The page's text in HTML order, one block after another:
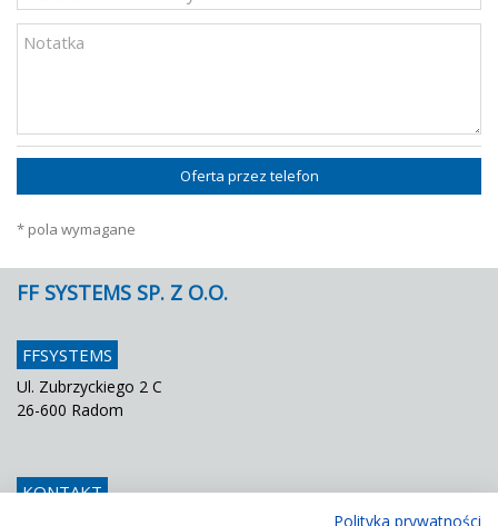
Oferta przez telefon
* pola wymagane
FF SYSTEMS SP. Z O.O.
FFSYSTEMS
Ul. Zubrzyckiego 2 C
26-600 Radom
KONTAKT
Polityka prywatności